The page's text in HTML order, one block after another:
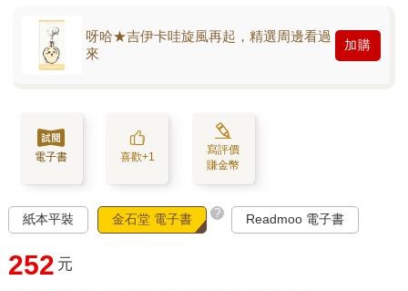
呀哈★吉伊卡哇旋風再起，精選周邊看過
來
加購
電子書 喜歡+1
寫評價
賺金幣
紙本平裝 金石堂 電子書 ? Readmoo 電子書
252 元